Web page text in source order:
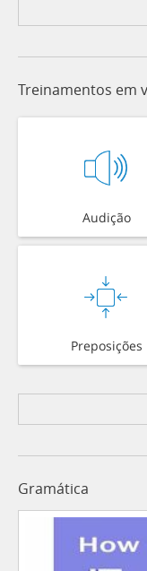
Treinamentos em
Audição
Preposições
Gramática